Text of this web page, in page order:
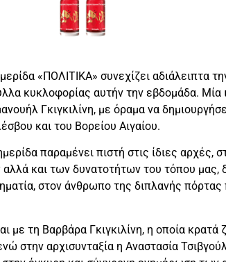
«ΠΟΛΙΤΙΚΑ» συνεχίζει αδιάλειπτα
κυκλοφορίας αυτήν την εβδομάδα. Μία
Γκιγκιλίνη, με όραμα να
και του Βορείου Αιγαίου.
παραμένει πιστή στις ίδιες αρχές,
και των δυνατοτήτων του τόπου μας,
στον άνθρωπο της διπλανής πόρτας
με τη Βαρβάρα Γκιγκιλίνη, η οποία κρατά
στην αρχισυνταξία η Αναστασία